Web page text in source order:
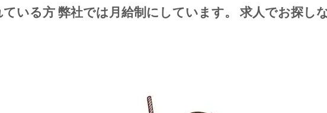
いる方 弊社では月給制にしています。 求人でお探し